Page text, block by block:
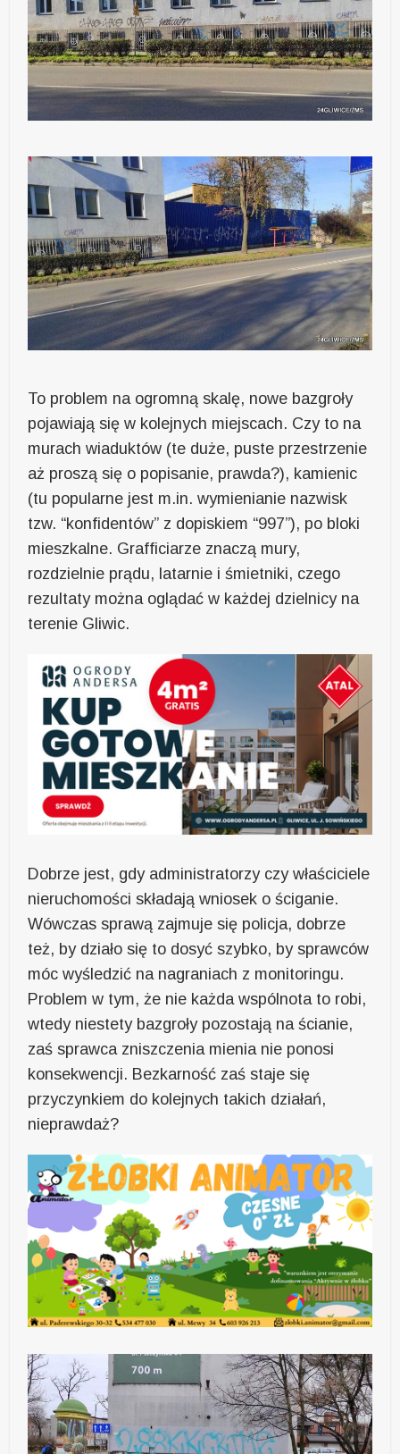
To problem na ogromną skalę, nowe bazgroły
pojawiają się w kolejnych miejscach. Czy to na
murach wiaduktów (te duże, puste przestrzenie
aż proszą się o popisanie, prawda?), kamienic
(tu popularne jest m.in. wymienianie nazwisk
tzw. “konfidentów” z dopiskiem “997”), po bloki
mieszkalne. Grafficiarze znaczą mury,
rozdzielnie prądu, latarnie i śmietniki, czego
rezultaty można oglądać w każdej dzielnicy na
terenie Gliwic.
Dobrze jest, gdy administratorzy czy właściciele
nieruchomości składają wniosek o ściganie.
Wówczas sprawą zajmuje się policja, dobrze
też, by działo się to dosyć szybko, by sprawców
móc wyśledzić na nagraniach z monitoringu.
Problem w tym, że nie każda wspólnota to robi,
wtedy niestety bazgroły pozostają na ścianie,
zaś sprawca zniszczenia mienia nie ponosi
konsekwencji. Bezkarność zaś staje się
przyczynkiem do kolejnych takich działań,
nieprawdaż?